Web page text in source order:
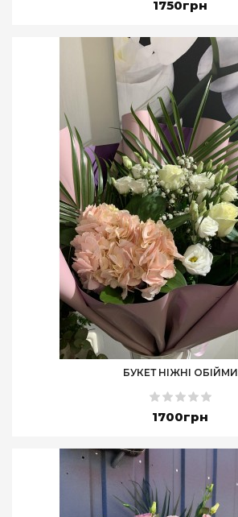
1750грн
БУКЕТ НІЖНІ ОБІЙМИ
1700грн